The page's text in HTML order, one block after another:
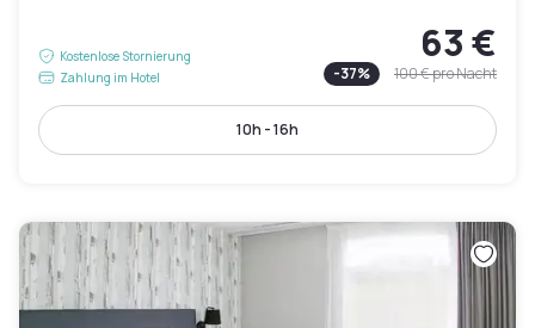
Kostenlose Stornierung
Zahlung im Hotel
63 €
-37% 100 €pro Nacht
10h - 16h